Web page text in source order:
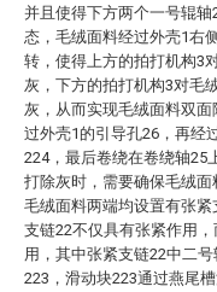
并且使得下方两个一号辊
态，毛绒面料经过外壳1右
转，使得上方的拍打机构3
灰，下方的拍打机构3对毛
灰，从而实现毛绒面料双
过外壳1的引导孔26，再经
224，最后卷绕在卷绕轴25
打除灰时，需要确保毛绒
毛绒面料两端均设置有张
支链22不仅具有张紧作用
用，其中张紧支链22中二
223，滑动块223通过燕尾